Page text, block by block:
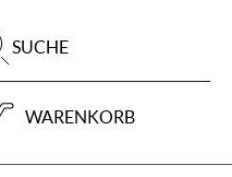
SUCHE
WARENKORB